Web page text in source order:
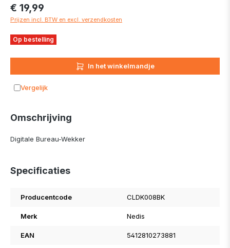
€ 19,99
Prijzen incl. BTW en excl. verzendkosten
Op bestelling
In het winkelmandje
Vergelijk
Toevoegen aan vergelijking
Omschrijving
Digitale Bureau-Wekker
Specificaties
Producentcode CLDK008BK
Merk Nedis
EAN 5412810273881